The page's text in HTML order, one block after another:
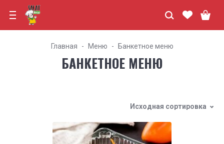
Главная Меню Банкетное меню
БАНКЕТНОЕ МЕНЮ
Исходная сортировка